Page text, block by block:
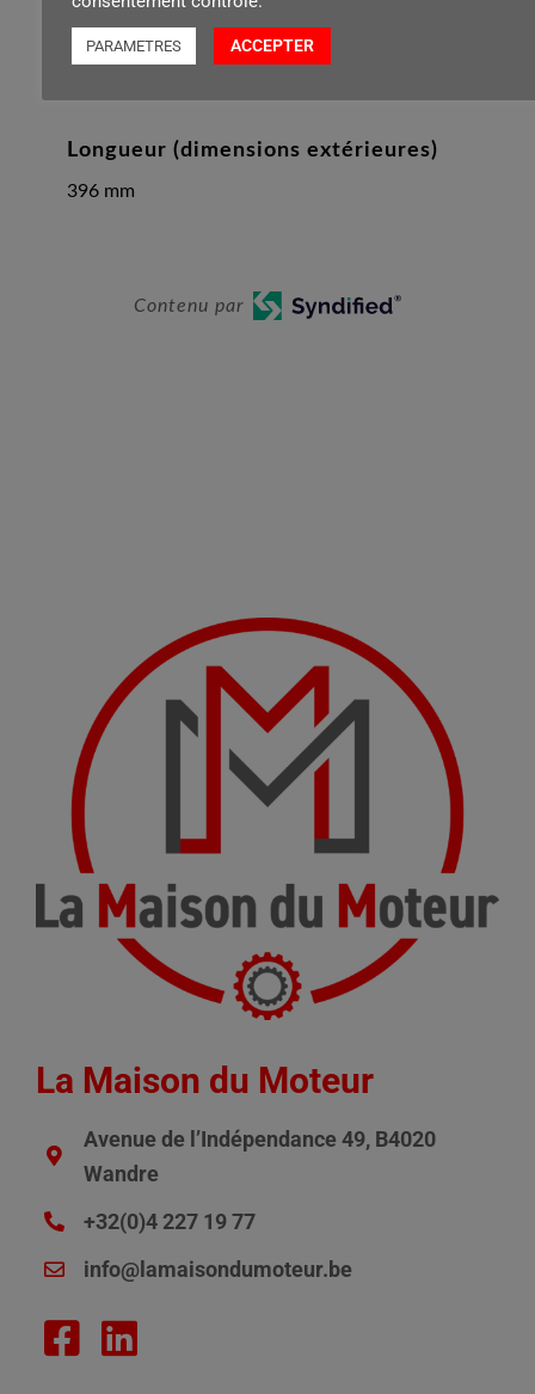
130 mm
Longueur (dimensions extérieures)
396 mm
Contenu par
La Maison du Moteur
Avenue de l’Indépendance 49, B4020
Wandre
+32(0)4 227 19 77
info@lamaisondumoteur.be
PARAMETRES ACCEPTER